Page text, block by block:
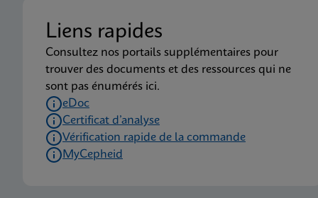
Liens rapides
Consultez nos portails supplémentaires pour
trouver des documents et des ressources qui ne
sont pas énumérés ici.
eDoc
Certificat d’analyse
Vérification rapide de la commande
MyCepheid